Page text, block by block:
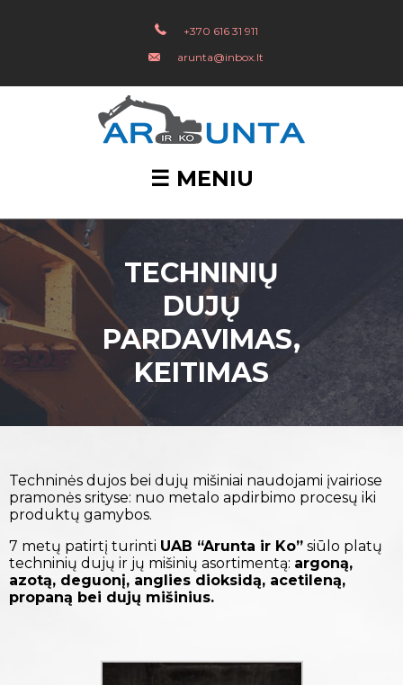
+370 616 31 911
arunta@inbox.lt
☰ MENIU
TECHNINIŲ
DUJŲ
PARDAVIMAS,
KEITIMAS
Techninės dujos bei dujų mišiniai naudojami įvairiose
pramonės srityse: nuo metalo apdirbimo procesų iki
produktų gamybos.
7 metų patirtį turinti UAB “Arunta ir Ko” siūlo platų
techninių dujų ir jų mišinių asortimentą: argoną,
azotą, deguonį, anglies dioksidą, acetileną,
propaną bei dujų mišinius.